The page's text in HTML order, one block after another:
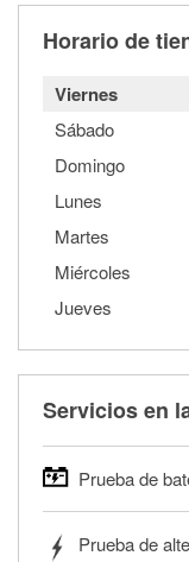
Horario de
Viernes
Sábado
Domingo
Lunes
Martes
Miércoles
Jueves
Servicios en
Prueba de
autos,Prueba de